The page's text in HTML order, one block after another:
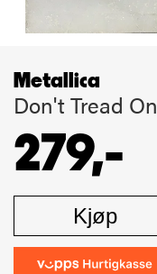
Metallica
Don't Tread
279,-
Kjøp